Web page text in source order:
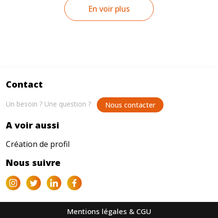
En voir plus
Contact
Un besoin ? Une question ? Nous contacter
A voir aussi
Création de profil
Nous suivre
Mentions légales & CGU